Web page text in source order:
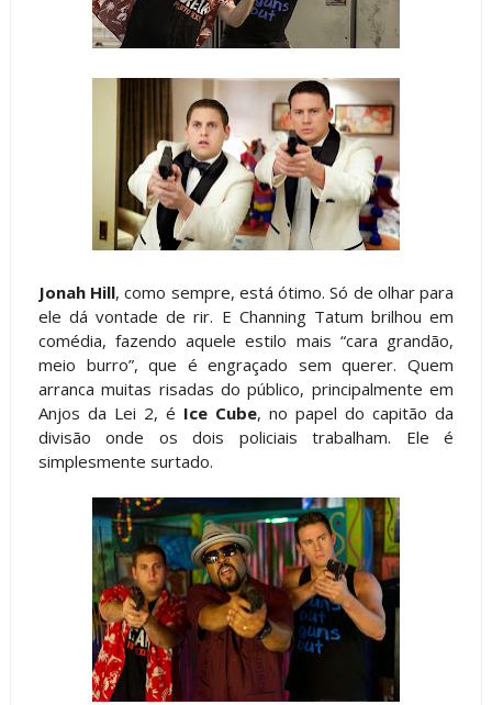
Jonah Hill, como sempre, está ótimo. Só de olhar para
ele dá vontade de rir. E Channing Tatum brilhou em
comédia, fazendo aquele estilo mais “cara grandão,
meio burro”, que é engraçado sem querer. Quem
arranca muitas risadas do público, principalmente em
Anjos da Lei 2, é Ice Cube, no papel do capitão da
divisão onde os dois policiais trabalham. Ele é
simplesmente surtado.